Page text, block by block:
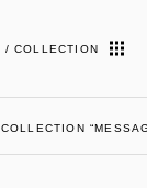
/ COLLECTION